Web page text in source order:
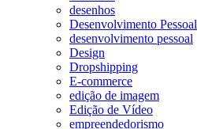
desenhos
Desenvolvimento Pessoal
desenvolvimento pessoal
Design
Dropshipping
E-commerce
edição de imagem
Edição de Vídeo
empreendedorismo